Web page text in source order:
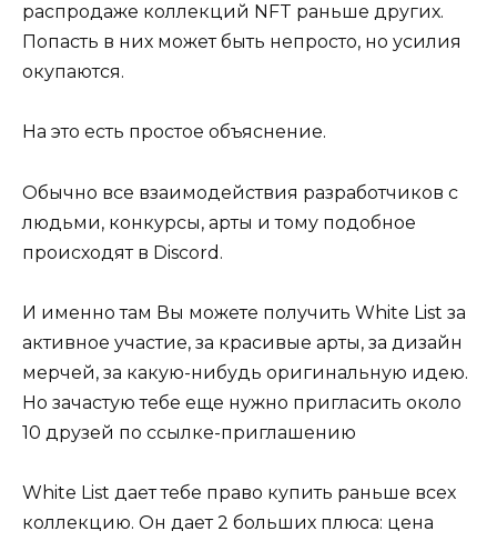
распродаже коллекций NFT раньше других.
Попасть в них может быть непросто, но усилия
окупаются.
На это есть простое объяснение.
Обычно все взаимодействия разработчиков с
людьми, конкурсы, арты и тому подобное
происходят в Discord.
И именно там Вы можете получить White List за
активное участие, за красивые арты, за дизайн
мерчей, за какую-нибудь оригинальную идею.
Но зачастую тебе еще нужно пригласить около
10 друзей по ссылке-приглашению
White List дает тебе право купить раньше всех
коллекцию. Он дает 2 больших плюса: цена